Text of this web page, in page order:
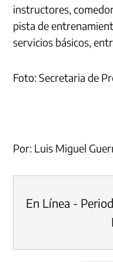
instructores,
pista de
servicios básicos,
Foto: Secretaria de
Por: Luis Miguel
En Línea -